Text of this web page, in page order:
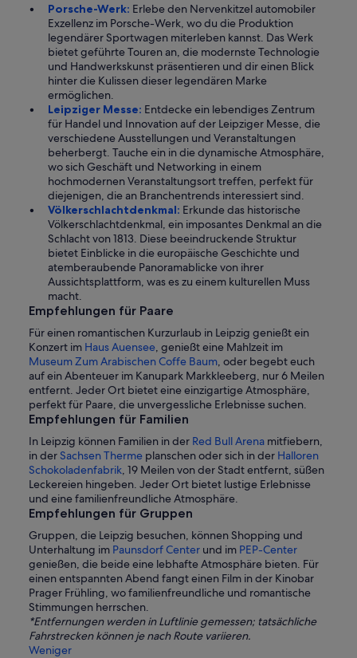
Porsche-Werk: Erlebe den Nervenkitzel automobiler
Exzellenz im Porsche-Werk, wo du die Produktion
legendärer Sportwagen miterleben kannst. Das Werk
bietet geführte Touren an, die modernste Technologie
und Handwerkskunst präsentieren und dir einen Blick
hinter die Kulissen dieser legendären Marke
ermöglichen.
Leipziger Messe: Entdecke ein lebendiges Zentrum
für Handel und Innovation auf der Leipziger Messe, die
verschiedene Ausstellungen und Veranstaltungen
beherbergt. Tauche ein in die dynamische Atmosphäre,
wo sich Geschäft und Networking in einem
hochmodernen Veranstaltungsort treffen, perfekt für
diejenigen, die an Branchentrends interessiert sind.
Völkerschlachtdenkmal: Erkunde das historische
Völkerschlachtdenkmal, ein imposantes Denkmal an die
Schlacht von 1813. Diese beeindruckende Struktur
bietet Einblicke in die europäische Geschichte und
atemberaubende Panoramablicke von ihrer
Aussichtsplattform, was es zu einem kulturellen Muss
macht.
Empfehlungen für Paare
Für einen romantischen Kurzurlaub in Leipzig genießt ein
Konzert im Haus Auensee, genießt eine Mahlzeit im
Museum Zum Arabischen Coffe Baum, oder begebt euch
auf ein Abenteuer im Kanupark Markkleeberg, nur 6 Meilen
entfernt. Jeder Ort bietet eine einzigartige Atmosphäre,
perfekt für Paare, die unvergessliche Erlebnisse suchen.
Empfehlungen für Familien
In Leipzig können Familien in der Red Bull Arena mitfiebern,
in derSachsen Therme planschen oder sich in der Halloren
Schokoladenfabrik, 19 Meilen von der Stadt entfernt, süßen
Leckereien hingeben. Jeder Ort bietet lustige Erlebnisse
und eine familienfreundliche Atmosphäre.
Empfehlungen für Gruppen
Gruppen, die Leipzig besuchen, können Shopping und
Unterhaltung im Paunsdorf Center und im PEP-Center
genießen, die beide eine lebhafte Atmosphäre bieten. Für
einen entspannten Abend fangt einen Film in der Kinobar
Prager Frühling, wo familienfreundliche und romantische
Stimmungen herrschen.
*Entfernungen werden in Luftlinie gemessen; tatsächliche
Fahrstrecken können je nach Route variieren.
Weniger